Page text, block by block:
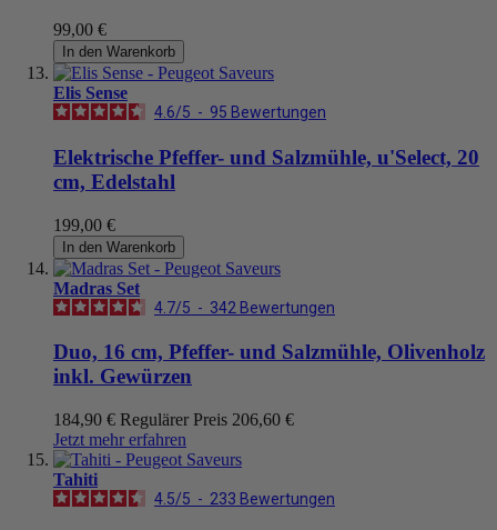
99,00 €
In den Warenkorb
Elis Sense
4.6/5 - 95 Bewertungen
Elektrische Pfeffer- und Salzmühle, u'Select, 20
cm, Edelstahl
199,00 €
In den Warenkorb
Madras Set
4.7/5 - 342 Bewertungen
Duo, 16 cm, Pfeffer- und Salzmühle, Olivenholz
inkl. Gewürzen
184,90 € Regulärer Preis 206,60 €
Jetzt mehr erfahren
Tahiti
4.5/5 - 233 Bewertungen